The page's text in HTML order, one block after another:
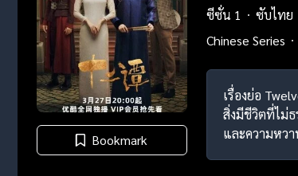
Bookmark
ซีซั่น 1
ซับไทย
Chinese Series
เรื่องย่อ
สิ่งมีชีวิตที่ไม่
และความหว